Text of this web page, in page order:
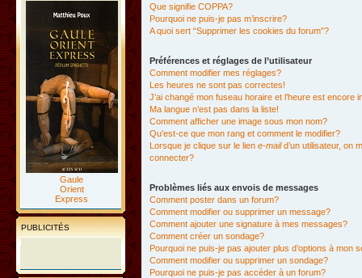
Gaule
Orient
Express
PUBLICITÉS
Que signifie COPPA?
Pourquoi ne puis-je pas m’inscrire?
A quoi sert “Supprimer les cookies du forum”?
Préférences et réglages de l’utilisateur
Comment modifier mes réglages?
Les heures ne sont pas correctes!
J’ai changé mon fuseau horaire et l’heure est encore
Ma langue n’est pas dans la liste!
Comment afficher une image sous mon nom?
Qu’est-ce que mon rang et comment le modifier?
Lorsque je clique sur le lien e-maild’un utilisateur, on
connecter?
Problèmes liés aux envois de messages
Comment poster dans un forum?
Comment modifier ou supprimer un message?
Comment ajouter une signature à mes messages?
Comment créer un sondage?
Pourquoi ne puis-je pas ajouter plus d’options à mon
Comment modifier ou supprimer un sondage?
Pourquoi ne puis-je pas accéder à un forum?